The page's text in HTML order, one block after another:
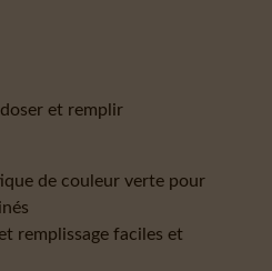
et remplir
de couleur verte pour
remplissage faciles et